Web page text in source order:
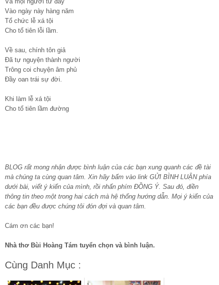
Vào ngày này hàng năm
Tổ chức lễ xá tội
Cho tổ tiên lỗi lầm.
Về sau, chính tôn giả
Đã tự nguyện thành người
Trông coi chuyện âm phủ
Đầy oan trái sự đời.
Khi làm lễ xá tội
Cho tổ tiên lầm đường
BLOG rất mong nhận được bình luận của các bạn xung quanh các đề tài
mà chúng ta cùng quan tâm. Xin hãy bấm vào link GỬI BÌNH LUẬN phía
dưới bài, viết ý kiến của mình, rồi nhấn phím ĐỒNG Ý. Sau đó, điền
thông tin theo một trong hai cách mà hệ thống hướng dẫn. Mọi ý kiến của
các bạn đều được chúng tôi đón đợi và quan tâm.
Cám ơn các bạn!
Nhà thơ Bùi Hoàng Tám tuyển chọn và bình luận.
Cùng Danh Mục :